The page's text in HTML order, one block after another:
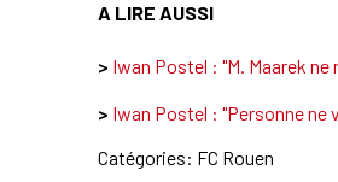
A LIRE AUSSI
> Iwan Postel : "M. Maarek
> Iwan Postel : "Personne ne
Catégories: FC Rouen